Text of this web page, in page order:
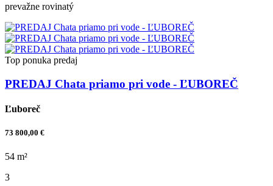
prevažne rovinatý
Top ponuka predaj
PREDAJ Chata priamo pri vode - ĽUBOREČ
Ľuboreč
73 800,00 €
54 m²
3